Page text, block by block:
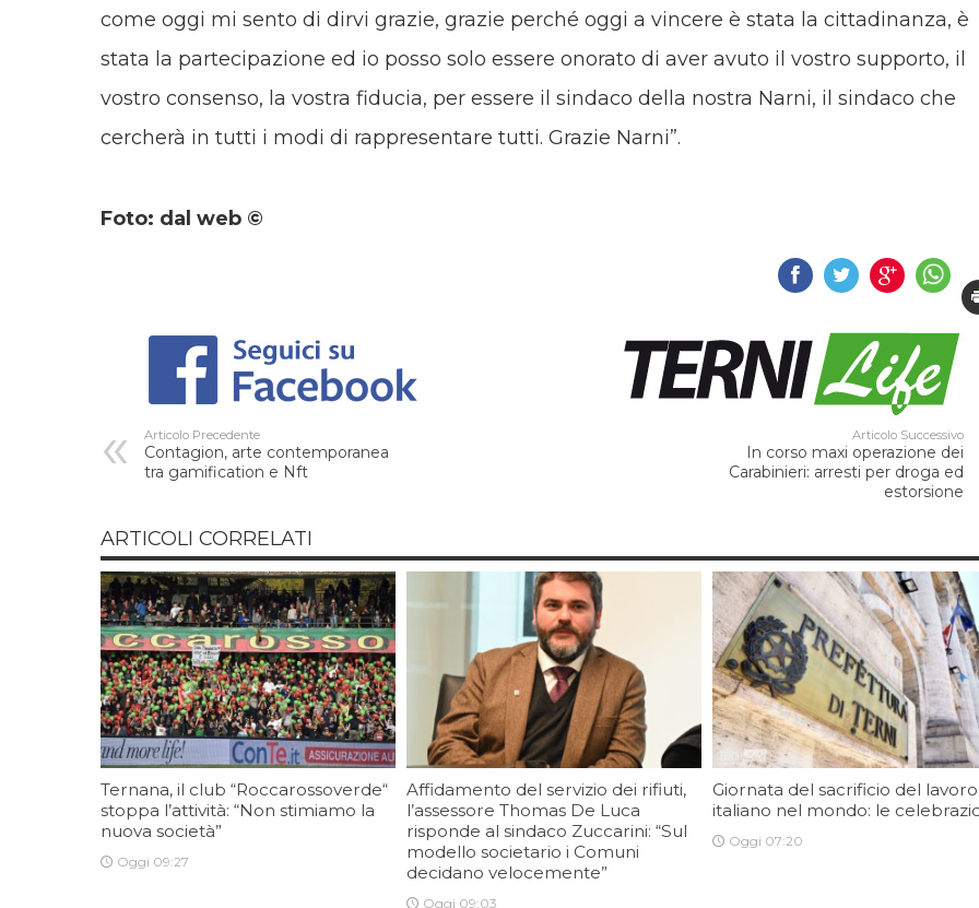
come oggi mi sento di dirvi grazie, grazie perché oggi a vincere è stata la cittadinanza, è
stata la partecipazione ed io posso solo essere onorato di aver avuto il vostro supporto, il
vostro consenso, la vostra fiducia, per essere il sindaco della nostra Narni, il sindaco che
cercherà in tutti i modi di rappresentare tutti. Grazie Narni”.
Foto: dal web ©
Articolo Precedente
Contagion, arte contemporanea
tra gamification e Nft
Articolo Successivo
In corso maxi operazione dei
Carabinieri: arresti per droga ed
estorsione
ARTICOLI CORRELATI
Ternana, il club “Roccarossoverde“
stoppa l’attività: “Non stimiamo la
nuova società”
Oggi 09:27
Affidamento del servizio dei rifiuti,
l’assessore Thomas De Luca
risponde al sindaco Zuccarini: “Sul
modello societario i Comuni
decidano velocemente”
Oggi 09:03
Giornata del sacrificio del lavoro
italiano nel mondo: le
Oggi 07:20